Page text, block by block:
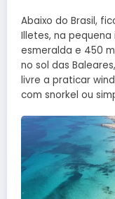
Abaixo do Brasil,
Illetes, na
esmeralda e 450
no sol das
livre a praticar
com snorkel ou